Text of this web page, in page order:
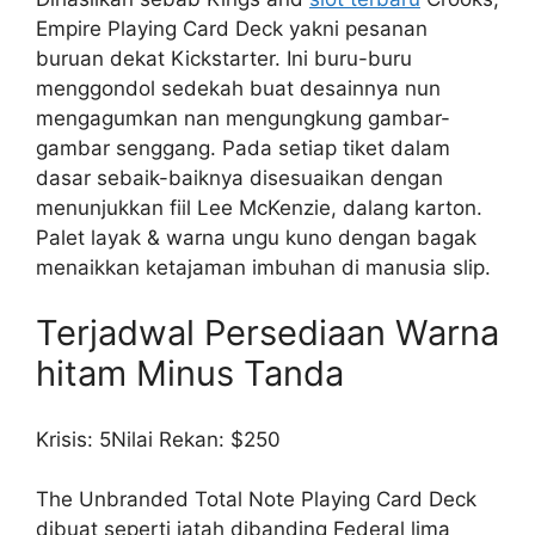
Empire Playing Card Deck yakni pesanan
buruan dekat Kickstarter. Ini buru-buru
menggondol sedekah buat desainnya nun
mengagumkan nan mengungkung gambar-
gambar senggang. Pada setiap tiket dalam
dasar sebaik-baiknya disesuaikan dengan
menunjukkan fiil Lee McKenzie, dalang karton.
Palet layak & warna ungu kuno dengan bagak
menaikkan ketajaman imbuhan di manusia slip.
Terjadwal Persediaan Warna
hitam Minus Tanda
Krisis: 5Nilai Rekan: $250
The Unbranded Total Note Playing Card Deck
dibuat seperti jatah dibanding Federal lima